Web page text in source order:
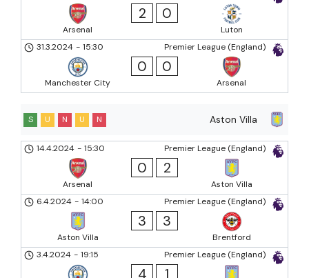
Arsenal
2 0
Luton
Premier League (England)
31.3.2024 - 15:30
Manchester City
0 0
Arsenal
Aston Villa
S U N U N
Premier League (England)
14.4.2024 - 15:30
Arsenal
0 2
Aston Villa
Premier League (England)
6.4.2024 - 14:00
Aston Villa
3 3
Brentford
Premier League (England)
3.4.2024 - 19:15
4 1